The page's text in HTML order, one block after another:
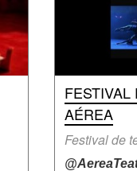
FESTIVAL
AÉREA
Festival de